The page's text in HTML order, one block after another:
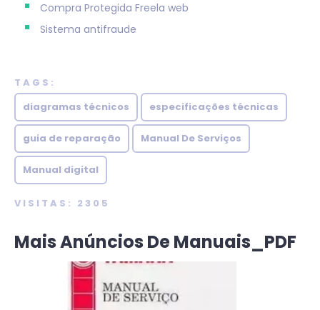
Compra Protegida Freela web
Sistema antifraude
TAGS:
diagramas técnicos
especificações técnicas
guia de reparação Manual De Serviços
Manual digital
VISITAS: 2305
Mais Anúncios De Manuais_PDF